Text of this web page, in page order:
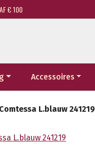
€ 100
Accessoires
L.blauw 241219